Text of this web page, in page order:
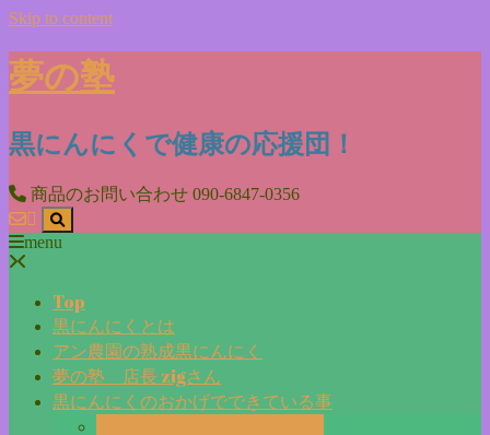
Skip to content
夢の塾
黒にんにくで健康の応援団！
商品のお問い合わせ 090-6847-0356
menu
Top
黒にんにくとは
アン農園の熟成黒にんにく
夢の塾 店長 zigさん
黒にんにくのおかげでできている事